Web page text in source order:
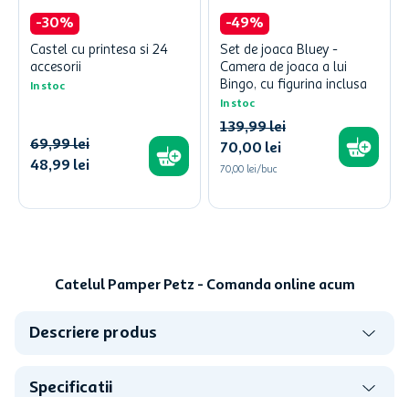
-30%
Castel cu printesa si 24
accesorii
In stoc
48,99 lei
69,99lei
-49%
Set de joaca Bluey -
Camera de joaca a lui
Bingo, cu figurina inclusa
In stoc
70,00 lei
139,99lei
70,00 lei/buc
Catelul Pamper Petz - Comanda online acum
Descriere produs
Specificatii